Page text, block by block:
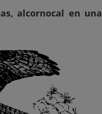
alcornocal en una